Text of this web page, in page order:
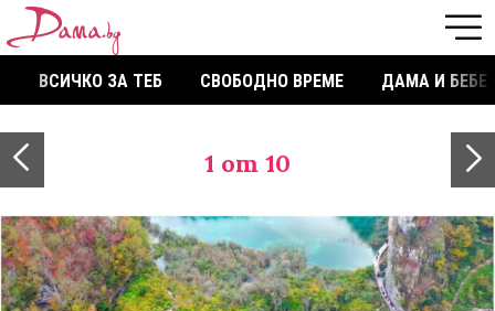
ВСИЧКО ЗА ТЕБ СВОБОДНО ВРЕМЕ ДАМА И БЕБЕ
1 от 10